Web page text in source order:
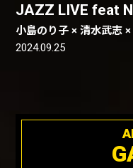
JAZZ LIVE feat
小島のり子 × 清水武志
2024.09.25